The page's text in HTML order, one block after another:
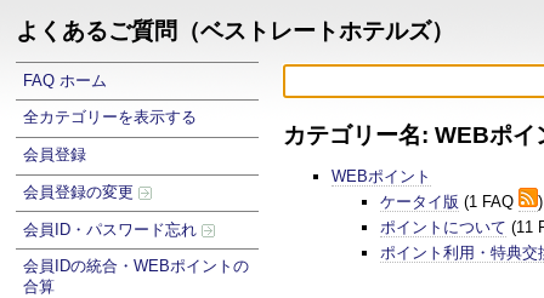
よくあるご質問（ベストレートホテルズ）
FAQ ホーム
全カテゴリーを表示する
会員登録
会員登録の変更
会員ID・パスワード忘れ
会員IDの統合・WEBポイントの
合算
カテゴリー名: WEBポイ
WEBポイント
ケータイ版 (1 FAQ
)
ポイントについて (11
ポイント利用・特典交